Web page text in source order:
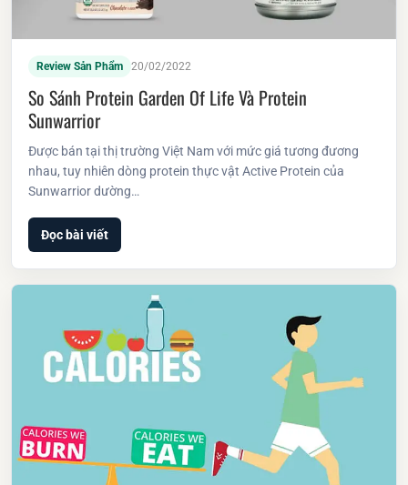
Review Sản Phẩm 20/02/2022
So Sánh Protein Garden Of Life Và Protein
Sunwarrior
Được bán tại thị trường Việt Nam với mức giá tương đương
nhau, tuy nhiên dòng protein thực vật Active Protein của
Sunwarrior dường…
Đọc bài viết